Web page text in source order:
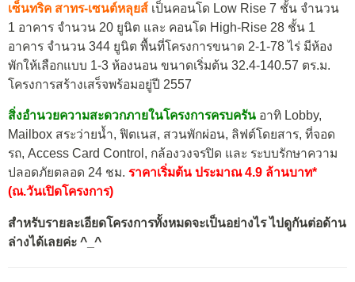
เซ็นทริค สาทร-เซนต์หลุยส์ เป็นคอนโด Low Rise 7 ชั้น จำนวน
1 อาคาร จำนวน 20 ยูนิต และ คอนโด High-Rise 28 ชั้น 1
อาคาร จำนวน 344 ยูนิต พื้นที่โครงการขนาด 2-1-78 ไร่ มีห้อง
พักให้เลือกแบบ 1-3 ห้องนอน ขนาดเริ่มต้น 32.4-140.57 ตร.ม.
โครงการสร้างเสร็จพร้อมอยู่ปี 2557
สิ่งอำนวยความสะดวกภายในโครงการครบครัน อาทิ Lobby,
Mailbox สระว่ายน้ำ, ฟิตเนส, สวนพักผ่อน, ลิฟต์โดยสาร, ที่จอด
รถ, Access Card Control, กล้องวงจรปิด และ ระบบรักษาความ
ปลอดภัยตลอด 24 ชม. ราคาเริ่มต้น ประมาณ 4.9 ล้านบาท*
(ณ.วันเปิดโครงการ)
สำหรับรายละเอียดโครงการทั้งหมดจะเป็นอย่างไร ไปดูกันต่อด้าน
ล่างได้เลยค่ะ ^_^